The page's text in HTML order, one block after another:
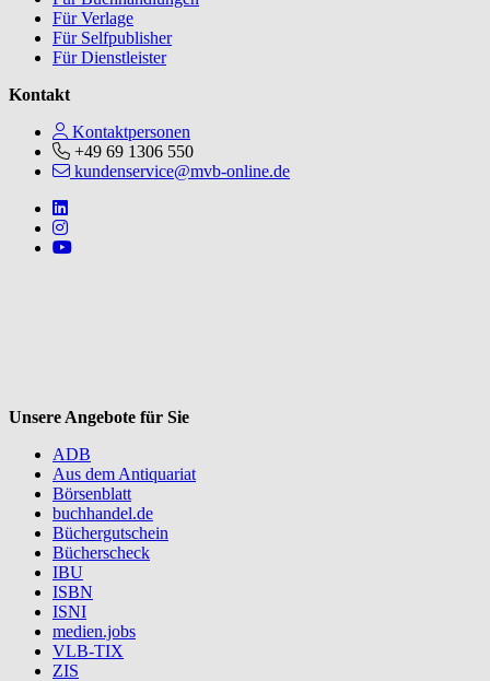
Für Verlage
Für Selfpublisher
Für Dienstleister
Kontakt
Kontaktpersonen
+49 69 1306 550
kundenservice@mvb-online.de
Follow us on https://www.linkedin.com/company/mvbbooks
Follow us on https://www.instagram.com/lifeatmvb/
Follow us on https://www.youtube.com/@mvbbooks
Unsere Angebote für Sie
ADB
Aus dem Antiquariat
Börsenblatt
buchhandel.de
Büchergutschein
Bücherscheck
IBU
ISBN
ISNI
medien.jobs
VLB-TIX
ZIS